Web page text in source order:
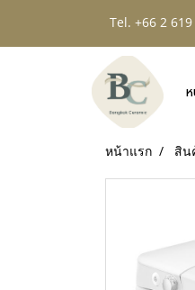
Tel. +66 2 619
หน้าแรก สิน